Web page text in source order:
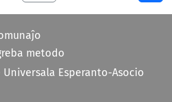
metodo
Universala Esperanto-Asocio